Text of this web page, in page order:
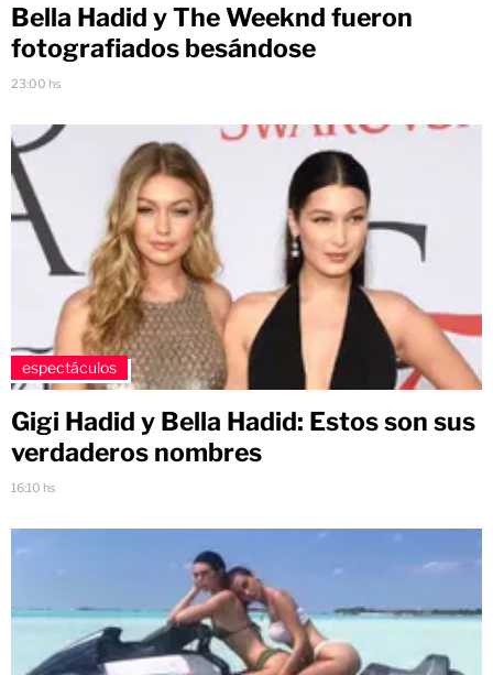
Bella Hadid y The Weeknd fueron
fotografiados besándose
23:00 hs
espectáculos
Gigi Hadid y Bella Hadid: Estos son sus
verdaderos nombres
16:10 hs